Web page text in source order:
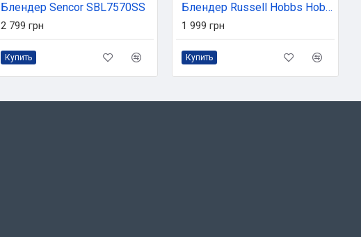
Блендер Sencor SBL7570SS
2 799 грн
Купить
Блендер Russell Hobbs Hobbs заглибний Desire Red, 500Вт, чаша-500мл, вінчик, міні-подріб. (27140-56)
1 999 грн
Купить